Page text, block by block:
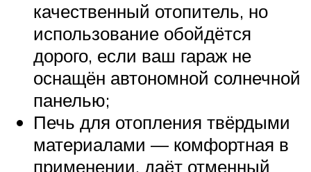
качественный отопитель, но
использование обойдётся
дорого, если ваш гараж не
оснащён автономной солнечной
панелью;
Печь для отопления твёрдыми
материалами — комфортная в
применении, даёт отменный